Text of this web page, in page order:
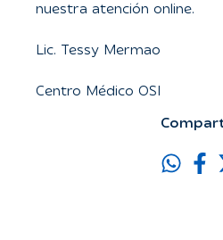
nuestra atención online.
Lic. Tessy Mermao
Centro Médico OSI